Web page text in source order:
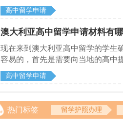
需要满足相关的条件，下面来和启
高中留学申请
澳大利亚高中留学申请材料有
现在来到澳大利亚高中留学的学生
容易的，首先是需要向当地的高中
启德留学机构了解一下澳大利亚高
高中留学申请
热门标签 留学护照办理